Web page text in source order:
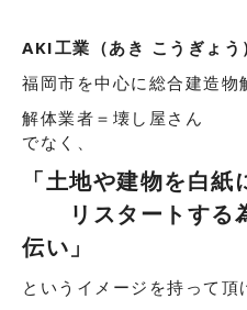
AKI工業（あき こうぎょう
福岡市を中心に総合建造物
解体業者＝壊し屋さん
でなく、
「土地や建物を白紙
リスタートする
伝い」
というイメージを持って頂